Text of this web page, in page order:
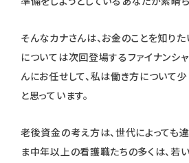
そんなカナさんは、お金のことを知り
については次回登場するファイナンシ
んにお任せして、私は働き方について
と思っています。
老後資金の考え方は、世代によっても
ま中年以上の看護職たちの多くは、若